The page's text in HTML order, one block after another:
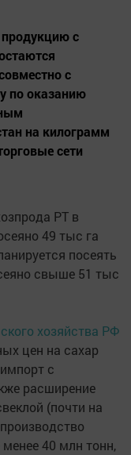
с
с
по оказанию
на килограмм
сети
РТ в
49 тыс га
посеять
свыше 51 тыс
хозяйства РФ
цен на сахар
с
расширение
(почти на
40 млн тонн,